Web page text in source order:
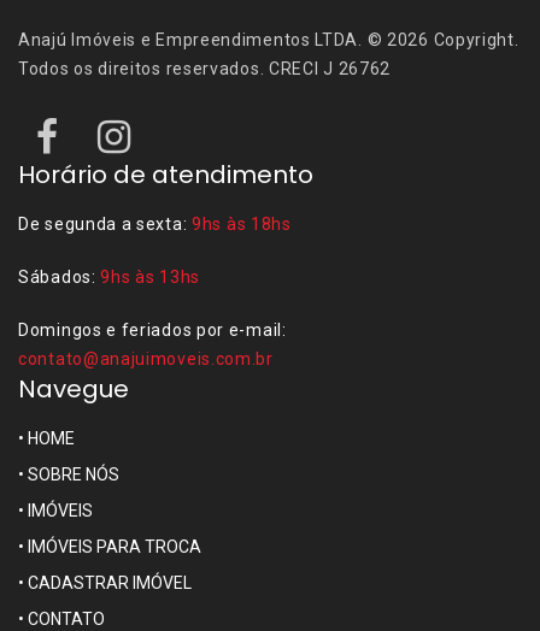
Anajú Imóveis e Empreendimentos LTDA. © 2026 Copyright.
Todos os direitos reservados. CRECI J 26762
Horário de atendimento
De segunda a sexta: 9hs às 18hs
Sábados:9hs às 13hs
Domingos e feriados por e-mail:
contato@anajuimoveis.com.br
Navegue
• HOME
• SOBRE NÓS
• IMÓVEIS
• IMÓVEIS PARA TROCA
• CADASTRAR IMÓVEL
• CONTATO